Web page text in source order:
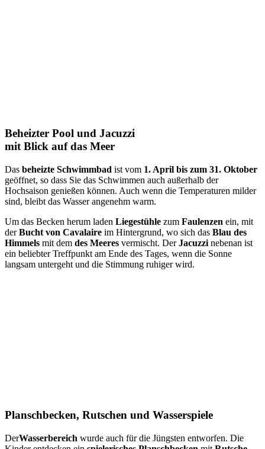
Beheizter Pool und Jacuzzi
mit Blick auf das Meer
Das beheizte Schwimmbad ist vom 1. April bis zum 31. Oktober
geöffnet, so dass Sie das Schwimmen auch außerhalb der
Hochsaison genießen können. Auch wenn die Temperaturen milder
sind, bleibt das Wasser angenehm warm.
Um das Becken herum laden Liegestühle zum Faulenzen ein, mit
derBucht von Cavalaire im Hintergrund, wo sich das Blau des
Himmels mit dem des Meeres vermischt. DerJacuzzi nebenan ist
ein beliebter Treffpunkt am Ende des Tages, wenn die Sonne
langsam untergeht und die Stimmung ruhiger wird.
Planschbecken, Rutschen und Wasserspiele
DerWasserbereich wurde auch für die Jüngsten entworfen. Die